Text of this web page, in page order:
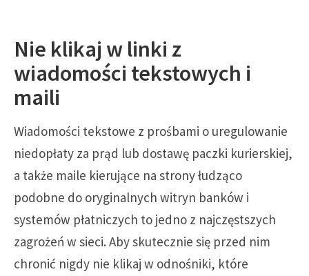
Nie klikaj w linki z
wiadomości tekstowych i
maili
Wiadomości tekstowe z prośbami o uregulowanie
niedopłaty za prąd lub dostawę paczki kurierskiej,
a także maile kierujące na strony łudząco
podobne do oryginalnych witryn banków i
systemów płatniczych to jedno z najczęstszych
zagrożeń w sieci. Aby skutecznie się przed nim
chronić nigdy nie klikaj w odnośniki, które